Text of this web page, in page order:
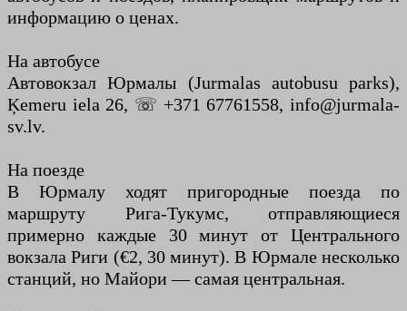
информацию о ценах.
На автобусе
Автовокзал Юрмалы (Jurmalas autobusu parks),
Ķemeru iela 26, ☏ +371 67761558, info@jurmala-
sv.lv.
На поезде
В Юрмалу ходят пригородные поезда по
маршруту Рига-Тукумс, отправляющиеся
примерно каждые 30 минут от Центрального
вокзала Риги (€2, 30 минут). В Юрмале несколько
станций, но Майори — самая центральная.